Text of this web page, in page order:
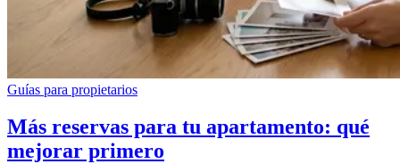
Guías para propietarios
Más reservas para tu apartamento: qué
mejorar primero